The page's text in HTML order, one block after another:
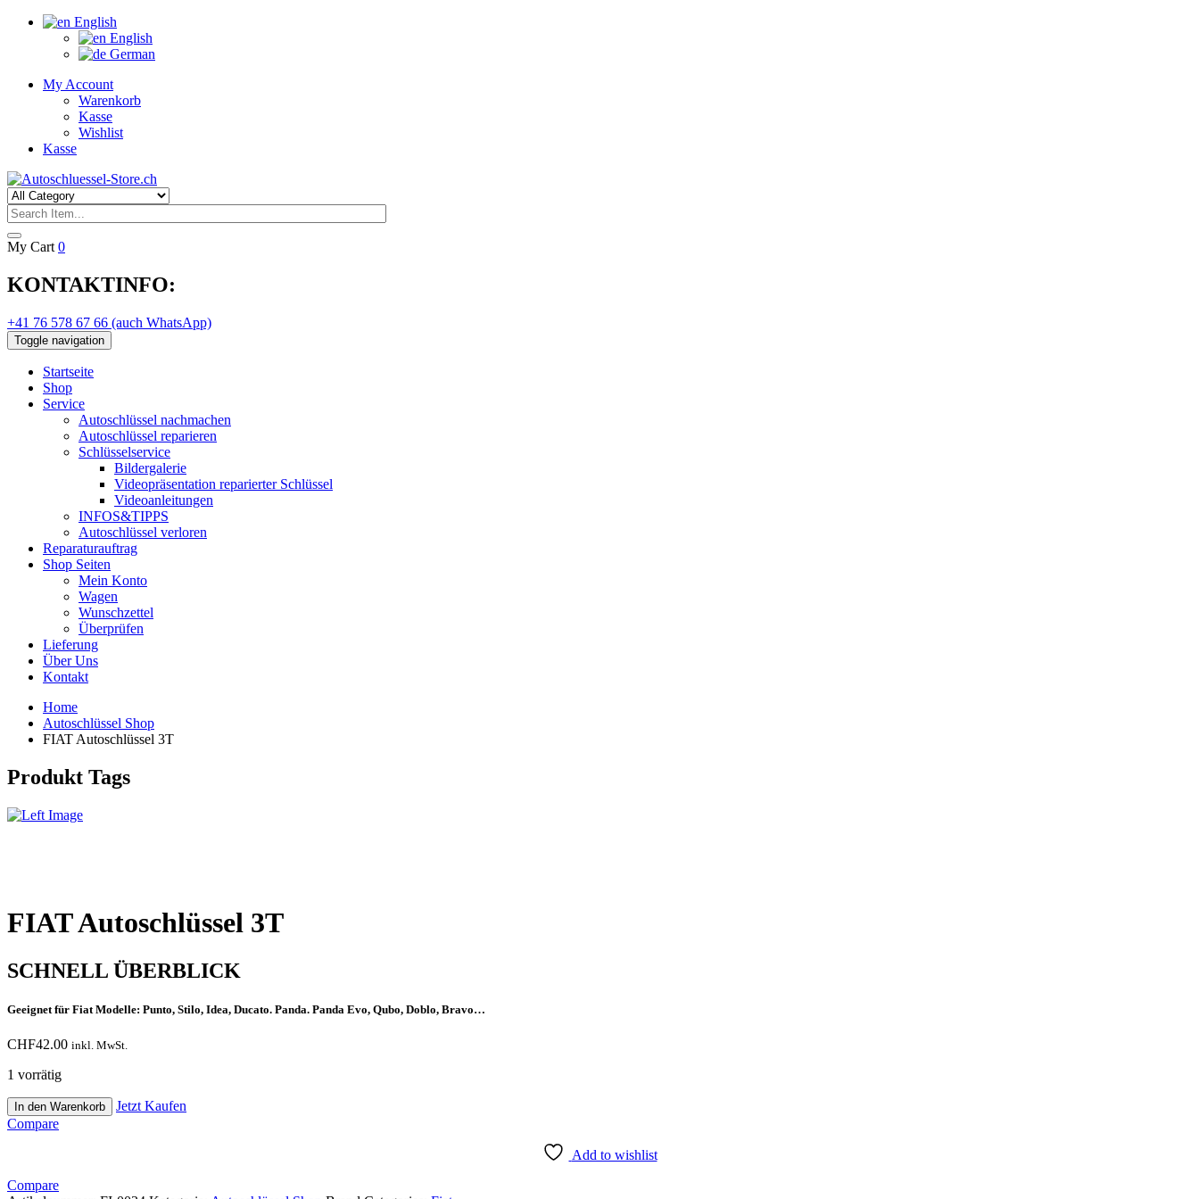
English
English
German
My Account
Warenkorb
Kasse
Wishlist
Kasse
My Cart 0
KONTAKTINFO:
+41 76 578 67 66 (auch WhatsApp)
Toggle navigation
Startseite
Shop
Service
Autoschlüssel nachmachen
Autoschlüssel reparieren
Schlüsselservice
Bildergalerie
Videopräsentation reparierter Schlüssel
Videoanleitungen
INFOS&TIPPS
Autoschlüssel verloren
Reparaturauftrag
Shop Seiten
Mein Konto
Wagen
Wunschzettel
Überprüfen
Lieferung
Über Uns
Kontakt
Home
Autoschlüssel Shop
FIAT Autoschlüssel 3T
Produkt Tags
FIAT Autoschlüssel 3T
SCHNELL ÜBERBLICK
Geeignet für Fiat Modelle: Punto, Stilo, Idea, Ducato. Panda. Panda Evo, Qubo, Doblo, Bravo…
CHF42.00 inkl. MwSt.
1 vorrätig
FIAT
Autoschlüssel
In den Warenkorb
Jetzt Kaufen
Compare
Add to wishlist
Compare